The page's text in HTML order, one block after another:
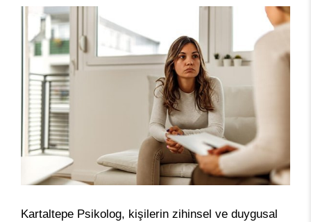
Kartaltepe Psikolog, kişilerin zihinsel ve duygusal